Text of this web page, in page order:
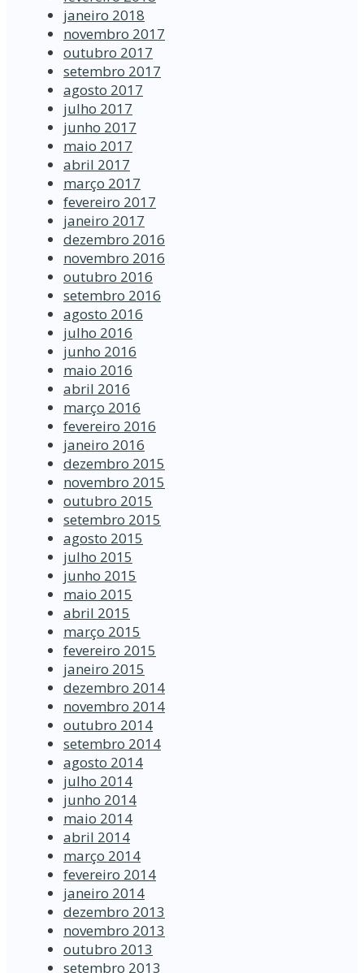
janeiro 2018
novembro 2017
outubro 2017
setembro 2017
agosto 2017
julho 2017
junho 2017
maio 2017
abril 2017
março 2017
fevereiro 2017
janeiro 2017
dezembro 2016
novembro 2016
outubro 2016
setembro 2016
agosto 2016
julho 2016
junho 2016
maio 2016
abril 2016
março 2016
fevereiro 2016
janeiro 2016
dezembro 2015
novembro 2015
outubro 2015
setembro 2015
agosto 2015
julho 2015
junho 2015
maio 2015
abril 2015
março 2015
fevereiro 2015
janeiro 2015
dezembro 2014
novembro 2014
outubro 2014
setembro 2014
agosto 2014
julho 2014
junho 2014
maio 2014
abril 2014
março 2014
fevereiro 2014
janeiro 2014
dezembro 2013
novembro 2013
outubro 2013
setembro 2013